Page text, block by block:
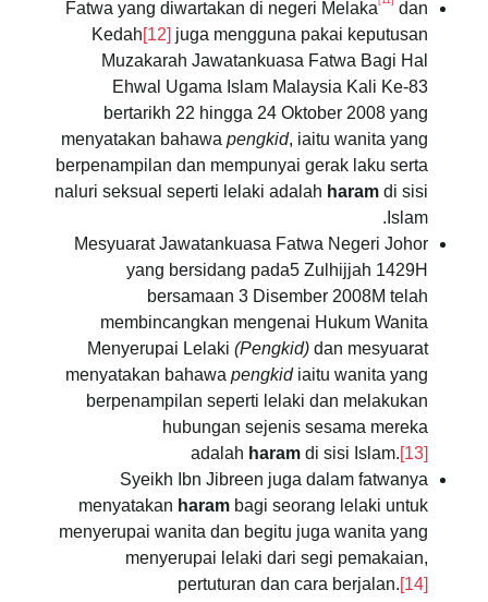
Fatwa yang diwartakan di negeri Melaka
dan
Kedah[12] juga mengguna pakai keputusan
Muzakarah Jawatankuasa Fatwa Bagi Hal
Ehwal Ugama Islam Malaysia Kali Ke-83
bertarikh 22 hingga 24 Oktober 2008 yang
menyatakan bahawa pengkid, iaitu wanita yang
berpenampilan dan mempunyai gerak laku serta
naluri seksual seperti lelaki adalah haram di sisi
Islam.
Mesyuarat Jawatankuasa Fatwa Negeri Johor
yang bersidang pada5 Zulhijjah 1429H
bersamaan 3 Disember 2008M telah
membincangkan mengenai Hukum Wanita
Menyerupai Lelaki (Pengkid) dan mesyuarat
menyatakan bahawa pengkid iaitu wanita yang
berpenampilan seperti lelaki dan melakukan
hubungan sejenis sesama mereka
adalah haram di sisi Islam.[13]
Syeikh Ibn Jibreen juga dalam fatwanya
menyatakan haram bagi seorang lelaki untuk
menyerupai wanita dan begitu juga wanita yang
menyerupai lelaki dari segi pemakaian,
pertuturan dan cara berjalan.[14]